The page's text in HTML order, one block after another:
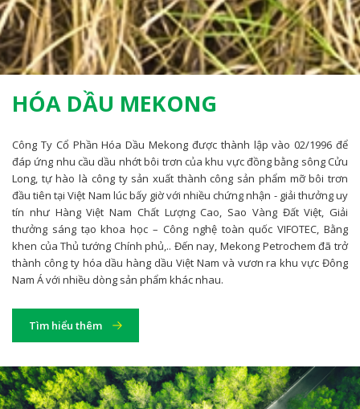
HÓA DẦU MEKONG
Công Ty Cổ Phần Hóa Dầu Mekong được thành lập vào 02/1996 để
đáp ứng nhu cầu dầu nhớt bôi trơn của khu vực đồng bằng sông Cửu
Long, tự hào là công ty sản xuất thành công sản phẩm mỡ bôi trơn
đầu tiên tại Việt Nam lúc bấy giờ với nhiều chứng nhận - giải thưởng uy
tín như Hàng Việt Nam Chất Lượng Cao, Sao Vàng Đất Việt, Giải
thưởng sáng tạo khoa học – Công nghệ toàn quốc VIFOTEC, Bằng
khen của Thủ tướng Chính phủ,.. Đến nay, Mekong Petrochem đã trở
thành công ty hóa dầu hàng dầu Việt Nam và vươn ra khu vực Đông
Nam Á với nhiều dòng sản phẩm khác nhau.
Tìm hiểu thêm